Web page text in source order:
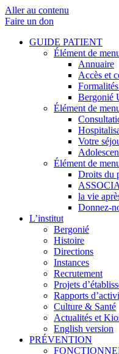
Aller au contenu
Faire un don
GUIDE PATIENT
Élément de
Annuaire
Accès et
Bergonié
Élément de
Votre
Élément de
Droits du
la vie
Donnez-
L’institut
Bergonié
Histoire
Directions
Instances
Recrutement
Projets
Rapports
Culture & Santé
Actualités et
English version
PRÉVENTION